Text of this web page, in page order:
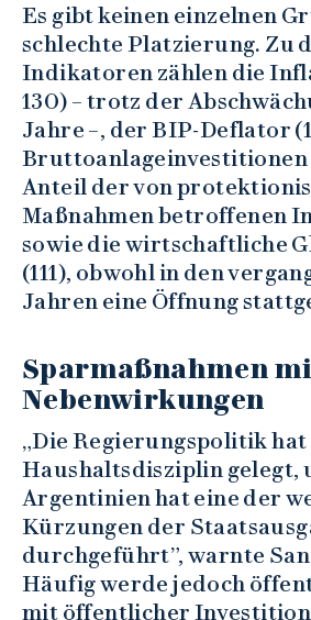
Es gibt keinen einzelnen
schlechte Platzierung. Zu
Indikatoren zählen die
130) – trotz der
Jahre –, der BIP-Deflator
Bruttoanlageinvestitionen
Anteil der von
Maßnahmen betroffenen
sowie die wirtschaftliche
(111), obwohl in den
Jahren eine Öffnung
Sparmaßnahmen
Nebenwirkungen
„Die Regierungspolitik hat
Haushaltsdisziplin gelegt,
Argentinien hat eine der
Kürzungen der
durchgeführt”, warnte
Häufig werde jedoch
mit öffentlicher